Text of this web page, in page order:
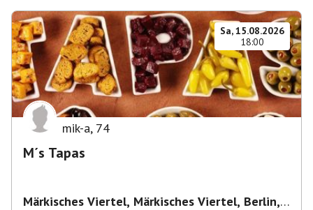
Sa, 15.08.2026
18:00
mik-a, 74
M´s Tapas
Märkisches Viertel, Märkisches Viertel, Berlin,